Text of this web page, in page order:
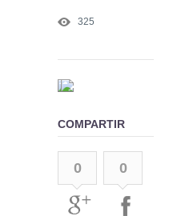
325
COMPARTIR
0 0